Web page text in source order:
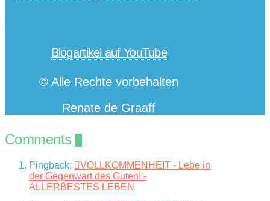
.
Blogartikel auf YouTube
© Alle Rechte vorbehalten
Renate de Graaff
Comments
Pingback:
VOLLKOMMENHEIT - Lebe in
der Gegenwart des Guten! -
ALLERBESTES LEBEN